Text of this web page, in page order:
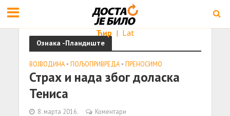
Ћир | Lat
Ознака -Пландиште
ВОЈВОДИНА • ПОЉОПРИВРЕДА • ПРЕНОСИМО
Страх и нада због доласка
Тениса
8. марта 2016. Коментари